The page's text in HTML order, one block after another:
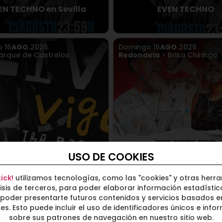
USO DE COOKIES
utilizamos tecnologías, como las "cookies" y otras
de terceros, para poder elaborar información
presentarte futuros contenidos y servicios basados
Esto puede incluir el uso de identificadores únicos e
sobre sus patrones de navegación en nuestro sitio web.
TECHNO en Sevilla EVEN TECHNO
16AGO.2026
de Castrelos
Live no incluye entrada
Domingo 16AGO.2026
Redondela > Brisa Chiringo
OFUNKILLO - LA
agosto 2026
21AGO. 2026
Viernes 21AGO.2026
Leganés> Discoteca La